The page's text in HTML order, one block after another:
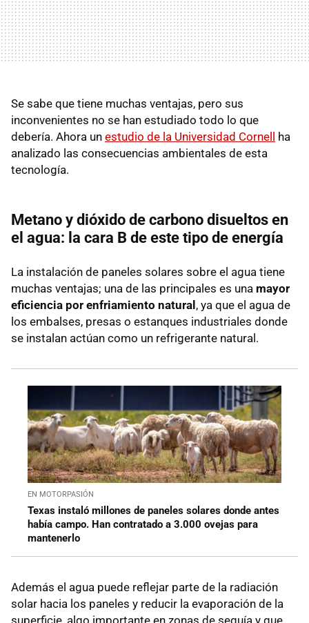
Se sabe que tiene muchas ventajas, pero sus
inconvenientes no se han estudiado todo lo que
debería. Ahora un estudio de la Universidad Cornell
ha
analizado las consecuencias ambientales de esta
tecnología.
Metano y dióxido de carbono disueltos en
el agua: la cara B de este tipo de energía
La instalación de paneles solares sobre el agua tiene
muchas ventajas; una de las principales es una mayor
eficiencia por enfriamiento natural , ya que el agua de
los embalses, presas o estanques industriales donde
se instalan actúan como un refrigerante natural.
EN MOTORPASIÓN
Texas instaló millones de paneles solares donde antes
había campo. Han contratado a 3.000 ovejas para
mantenerlo
Además el agua puede reflejar parte de la radiación
solar hacia los paneles y reducir la evaporación de la